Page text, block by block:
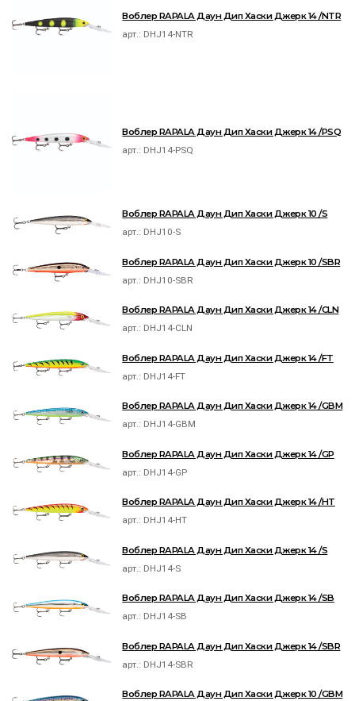
Воблер RAPALA Даун Дип Хаски Джерк 14 /NTR
арт.: DHJ14-NTR
Воблер RAPALA Даун Дип Хаски Джерк 14 /PSQ
арт.: DHJ14-PSQ
Воблер RAPALA Даун Дип Хаски Джерк 10 /S
арт.: DHJ10-S
Воблер RAPALA Даун Дип Хаски Джерк 10 /SBR
арт.: DHJ10-SBR
Воблер RAPALA Даун Дип Хаски Джерк 14 /CLN
арт.: DHJ14-CLN
Воблер RAPALA Даун Дип Хаски Джерк 14 /FT
арт.: DHJ14-FT
Воблер RAPALA Даун Дип Хаски Джерк 14 /GBM
арт.: DHJ14-GBM
Воблер RAPALA Даун Дип Хаски Джерк 14 /GP
арт.: DHJ14-GP
Воблер RAPALA Даун Дип Хаски Джерк 14 /HT
арт.: DHJ14-HT
Воблер RAPALA Даун Дип Хаски Джерк 14 /S
арт.: DHJ14-S
Воблер RAPALA Даун Дип Хаски Джерк 14 /SB
арт.: DHJ14-SB
Воблер RAPALA Даун Дип Хаски Джерк 14 /SBR
арт.: DHJ14-SBR
Воблер RAPALA Даун Дип Хаски Джерк 10 /GBM